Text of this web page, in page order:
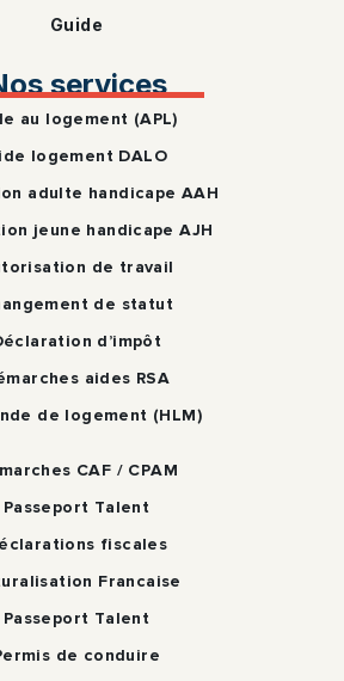
Guide
services
au logement (APL)
logement DALO
adulte handicape AAH
jeune handicape AJH
de travail
de statut
d’impôt
aides RSA
de logement (HLM)
CAF / CPAM
Passeport Talent
fiscales
Francaise
Passeport Talent
de conduire